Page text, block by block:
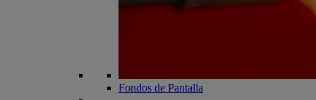
Fondos de Pantalla